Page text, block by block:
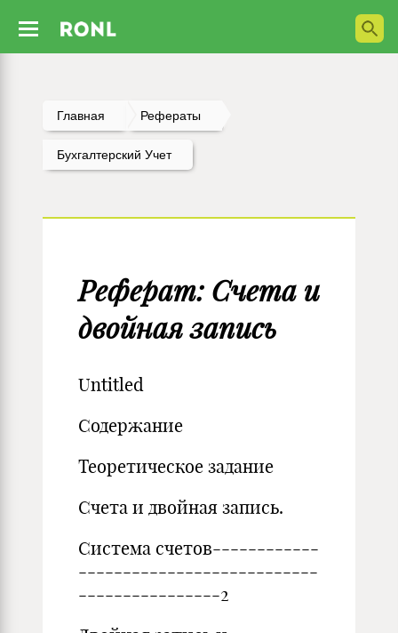
Главная Рефераты
Бухгалтерский Учет
Реферат: Счета и
двойная запись
Untitled
Содержание
Теоретическое задание
Счета и двойная запись.
Система счетов------------
---------------------------
----------------2